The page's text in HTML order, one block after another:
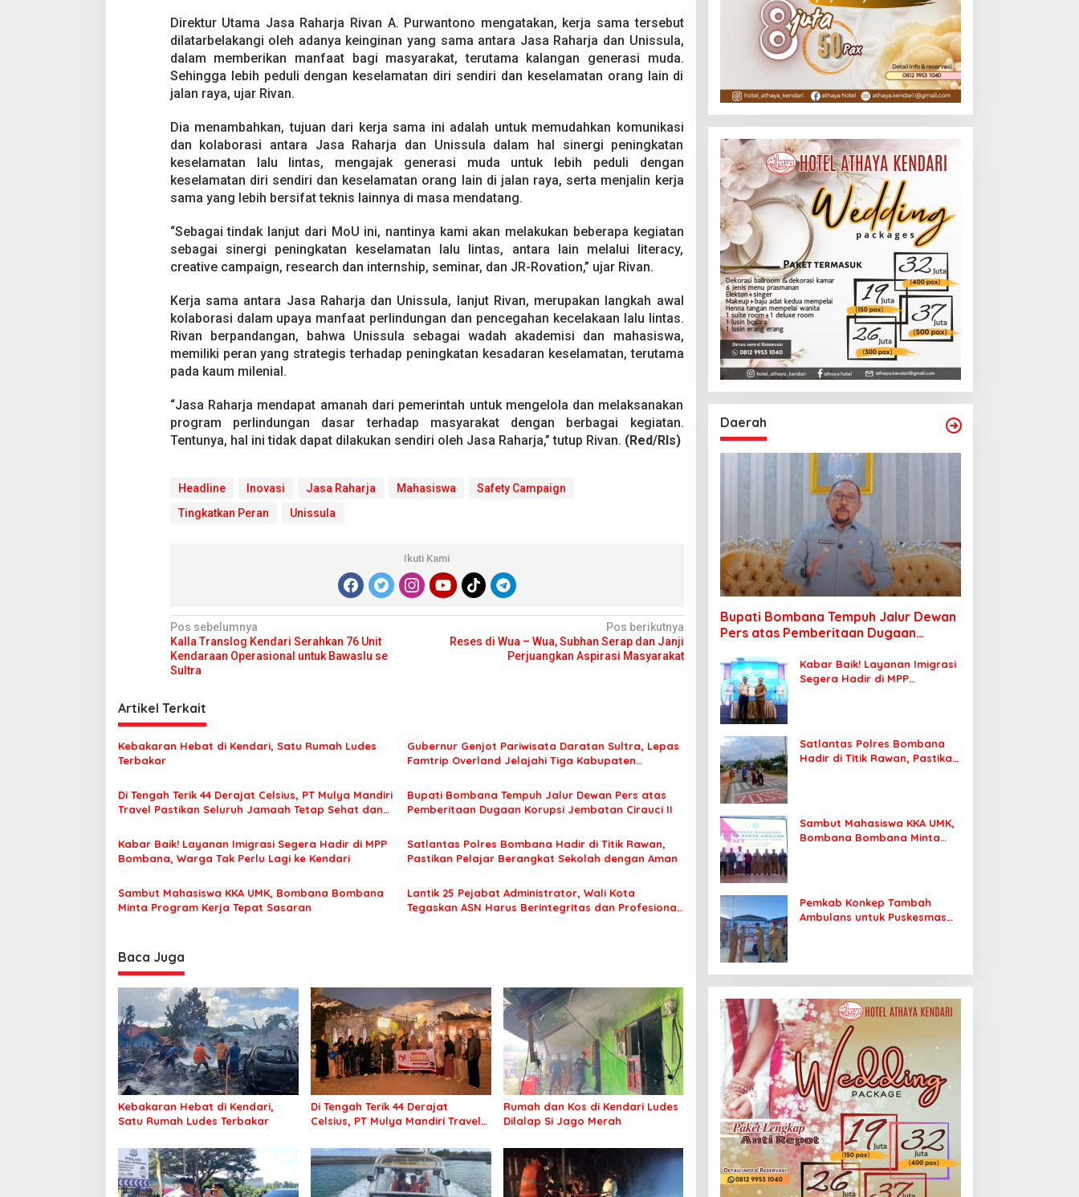
o
v
a
s
i
S
e
t
y
C
m
a
i
g
Direktur Utama Jasa Raharja Rivan A. Purwantono mengatakan, kerja sama tersebut
dilatarbelakangi oleh adanya keinginan yang sama antara Jasa Raharja dan Unissula,
dalam memberikan manfaat bagi masyarakat, terutama kalangan generasi muda.
Sehingga lebih peduli dengan keselamatan diri sendiri dan keselamatan orang lain di
jalan raya, ujar Rivan.
Dia menambahkan, tujuan dari kerja sama ini adalah untuk memudahkan komunikasi
dan kolaborasi antara Jasa Raharja dan Unissula dalam hal sinergi peningkatan
keselamatan lalu lintas, mengajak generasi muda untuk lebih peduli dengan
keselamatan diri sendiri dan keselamatan orang lain di jalan raya, serta menjalin kerja
sama yang lebih bersifat teknis lainnya di masa mendatang.
“Sebagai tindak lanjut dari MoU ini, nantinya kami akan melakukan beberapa kegiatan
sebagai sinergi peningkatan keselamatan lalu lintas, antara lain melalui literacy,
creative campaign, research dan internship, seminar, dan JR-Rovation,” ujar Rivan.
Kerja sama antara Jasa Raharja dan Unissula, lanjut Rivan, merupakan langkah awal
kolaborasi dalam upaya manfaat perlindungan dan pencegahan kecelakaan lalu lintas.
Rivan berpandangan, bahwa Unissula sebagai wadah akademisi dan mahasiswa,
memiliki peran yang strategis terhadap peningkatan kesadaran keselamatan, terutama
pada kaum milenial.
“Jasa Raharja mendapat amanah dari pemerintah untuk mengelola dan melaksanakan
program perlindungan dasar terhadap masyarakat dengan berbagai kegiatan.
Tentunya, hal ini tidak dapat dilakukan sendiri oleh Jasa Raharja,” tutup Rivan. (Red/Rls)
Headline Inovasi Jasa Raharja Mahasiswa
Safety Campaign
Tingkatkan Peran
Unissula
Ikuti Kami
N
a
v
i
g
a
i
p
o
s
Pos sebelumnya
Kalla Translog Kendari Serahkan 76 Unit
Kendaraan Operasional untuk Bawaslu se
Sultra
Pos berikutnya
Reses di Wua – Wua, Subhan Serap dan Janji
Perjuangkan Aspirasi Masyarakat
Artikel Terkait
Kebakaran Hebat di Kendari, Satu Rumah Ludes
Terbakar
Gubernur Genjot Pariwisata Daratan Sultra, Lepas
Famtrip Overland Jelajahi Tiga Kabupaten
Di Tengah Terik 44 Derajat Celsius, PT Mulya Mandiri
Travel Pastikan Seluruh Jamaah Tetap Sehat dan
Bupati Bombana Tempuh Jalur Dewan Pers atas
Pemberitaan Dugaan Korupsi Jembatan Cirauci II
Kabar Baik! Layanan Imigrasi Segera Hadir di MPP
Bombana, Warga Tak Perlu Lagi ke Kendari
Satlantas Polres Bombana Hadir di Titik Rawan,
Pastikan Pelajar Berangkat Sekolah dengan Aman
Sambut Mahasiswa KKA UMK, Bombana Bombana
Minta Program Kerja Tepat Sasaran
Lantik 25 Pejabat Administrator, Wali Kota
Tegaskan ASN Harus Berintegritas dan Profesional
Baca Juga
Kebakaran Hebat di Kendari,
Satu Rumah Ludes Terbakar
Di Tengah Terik 44 Derajat
Celsius, PT Mulya Mandiri Travel
Sehat dan Nyaman Beribadah
Rumah dan Kos di Kendari Ludes
Dilalap Si Jago Merah
Daerah
Bupati Bombana Tempuh Jalur Dewan
Pers atas Pemberitaan Dugaan
Kabar Baik! Layanan Imigrasi
Segera Hadir di MPP
Satlantas Polres Bombana
Hadir di Titik Rawan, Pastikan
Sambut Mahasiswa KKA UMK,
Bombana Bombana Minta
Pemkab Konkep Tambah
Ambulans untuk Puskesmas